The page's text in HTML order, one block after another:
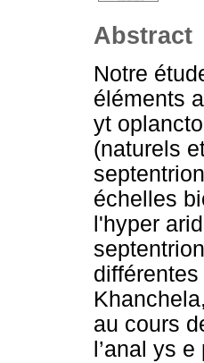
Abstract
Notre
éléments
yt
(naturels
échelles
l'hyper
au cours
l’anal ys